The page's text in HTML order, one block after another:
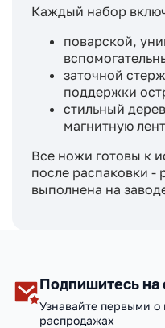
Каждый набор
поварской,
заточной
поддержки
стильный
магнитную
Все ножи готовы к
после распаковки -
выполнена на
Подпишитесь на
Узнавайте первыми о
распродажах